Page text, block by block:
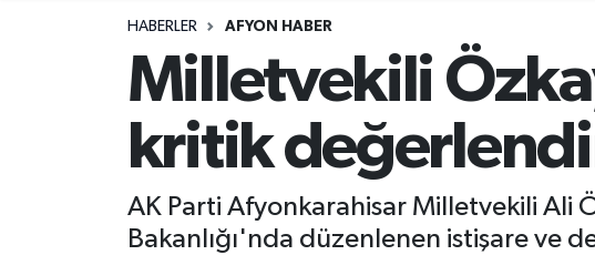
HABERLER AFYON HABER
Milletvekili
kritik
AK Parti Afyonkarahisar Milletvekili Ali
Bakanlığı'nda düzenlenen istişare ve
Afyonkarahisar Trafik Yoğunluk Haritası
Süper Lig Puan Durumu ve Fikstür
Son Dakika Haberleri